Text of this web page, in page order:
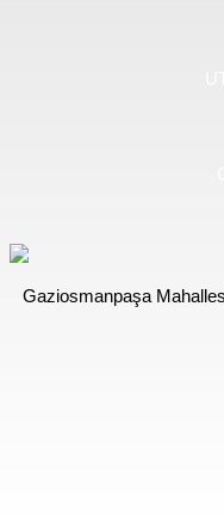
Gaziosmanpaşa